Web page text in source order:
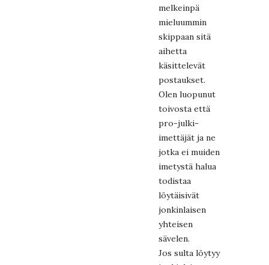
melkeinpä
mieluummin
skippaan sitä
aihetta
käsittelevät
postaukset.
Olen luopunut
toivosta että
pro-julki-
imettäjät ja ne
jotka ei muiden
imetystä halua
todistaa
löytäisivät
jonkinlaisen
yhteisen
sävelen.
Jos sulta löytyy